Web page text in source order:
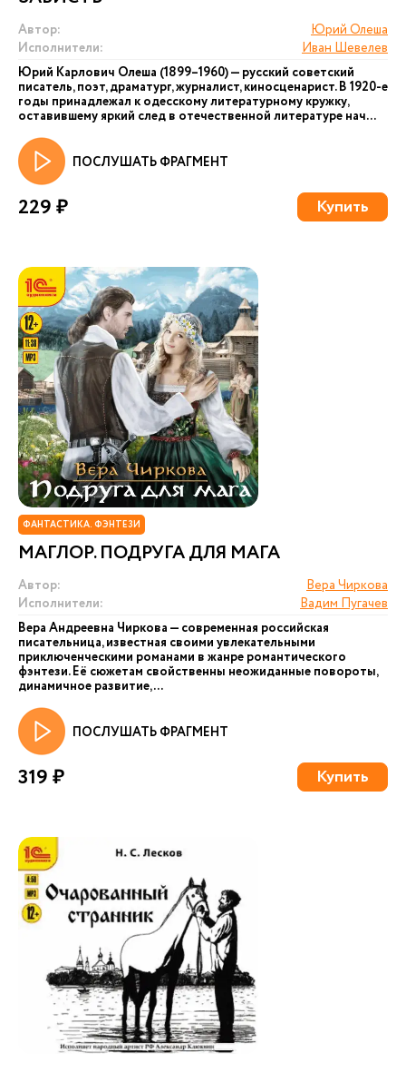
Автор:
Юрий Олеша
Исполнители:
Иван Шевелев
Юрий Карлович Олеша (1899–1960) — русский советский
писатель, поэт, драматург, журналист, киносценарист. В 1920-е
годы принадлежал к одесскому литературному кружку,
оставившему яркий след в отечественной литературе нач...
ПОСЛУШАТЬ ФРАГМЕНТ
229 ₽ Купить
ФАНТАСТИКА. ФЭНТЕЗИ
МАГЛОР. ПОДРУГА ДЛЯ МАГА
Автор:
Вера Чиркова
Исполнители:
Вадим Пугачев
Вера Андреевна Чиркова — современная российская
писательница, известная своими увлекательными
приключенческими романами в жанре романтического
фэнтези. Её сюжетам свойственны неожиданные повороты,
динамичное развитие, ...
ПОСЛУШАТЬ ФРАГМЕНТ
319 ₽ Купить